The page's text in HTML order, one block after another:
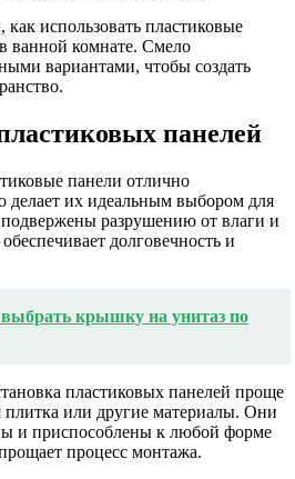
использовать пластиковые
ванной комнате. Смело
вариантами, чтобы создать
панелей
панели отлично
делает их идеальным выбором для
разрушению от влаги и
долговечность и
крышку на унитаз по
пластиковых панелей проще
плитка или другие материалы. Они
и приспособлены к любой форме
процесс монтажа.